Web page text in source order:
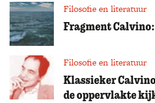
Filosofie en literatuur
Fragment Calvino:
Filosofie en literatuur
Klassieker
de oppervlakte